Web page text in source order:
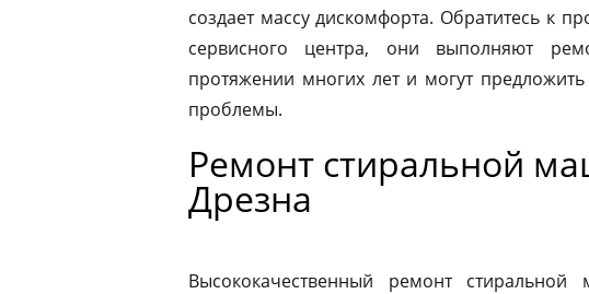
создает массу дискомфорта. Обратитесь к
сервисного центра, они выполняют
протяжении многих лет и могут
проблемы.
Ремонт стиральной
Дрезна
Высококачественный ремонт